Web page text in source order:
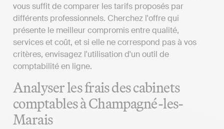
vous suffit de comparer les tarifs proposés par
différents professionnels. Cherchez l'offre qui
présente le meilleur compromis entre qualité,
services et coût, et si elle ne correspond pas à vos
critères, envisagez l'utilisation d'un outil de
comptabilité en ligne.
Analyser les frais des cabinets
comptables à Champagné-les-
Marais